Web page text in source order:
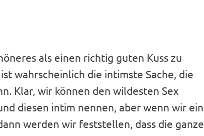
als einen richtig guten Kuss zu
wahrscheinlich die intimste Sache, die
Klar, wir können den wildesten Sex
diesen intim nennen, aber wenn wir ein
werden wir feststellen, dass die ganze